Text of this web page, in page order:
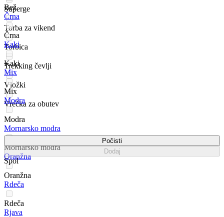
Superge
Torba za vikend
Torbica
Trekking čevlji
Vložki
Vrečka za obutev
Bež
Črna
Črna
Kaki
Kaki
Mix
Mix
Modra
Modra
Mornarsko modra
Mornarsko modra
Oranžna
Oranžna
Rdeča
Rdeča
Rjava
Počisti
Dodaj
Spol